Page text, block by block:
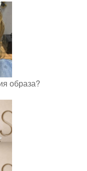
образа?